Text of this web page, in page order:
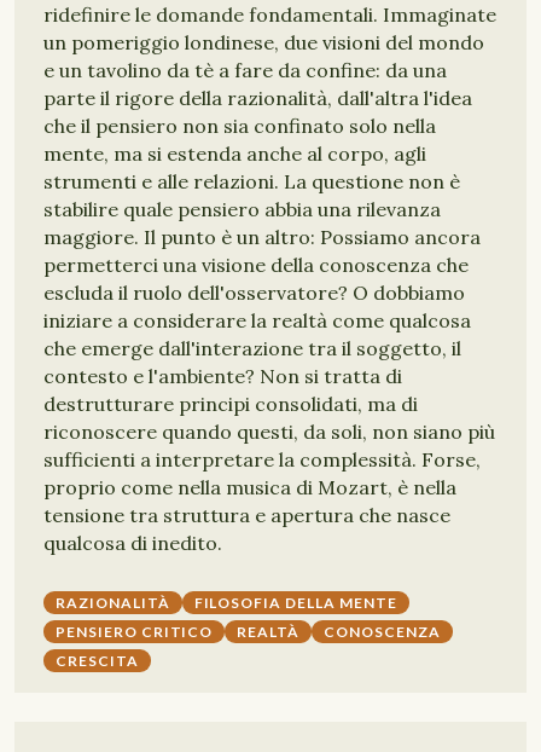
ridefinire le domande fondamentali. Immaginate
un pomeriggio londinese, due visioni del mondo
e un tavolino da tè a fare da confine: da una
parte il rigore della razionalità, dall'altra l'idea
che il pensiero non sia confinato solo nella
mente, ma si estenda anche al corpo, agli
strumenti e alle relazioni. La questione non è
stabilire quale pensiero abbia una rilevanza
maggiore. Il punto è un altro: Possiamo ancora
permetterci una visione della conoscenza che
escluda il ruolo dell'osservatore? O dobbiamo
iniziare a considerare la realtà come qualcosa
che emerge dall'interazione tra il soggetto, il
contesto e l'ambiente? Non si tratta di
destrutturare principi consolidati, ma di
riconoscere quando questi, da soli, non siano più
sufficienti a interpretare la complessità. Forse,
proprio come nella musica di Mozart, è nella
tensione tra struttura e apertura che nasce
qualcosa di inedito.
RAZIONALITÀ
FILOSOFIA DELLA MENTE
PENSIERO CRITICO
REALTÀ
CONOSCENZA
CRESCITA